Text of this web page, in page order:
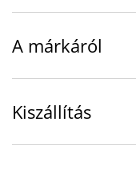
A márkáról
Kiszállítás